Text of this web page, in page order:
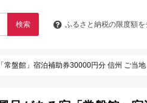
検索 ふるさと納税の限度額を
盤館」宿泊補助券30000円分 信州 ご当地